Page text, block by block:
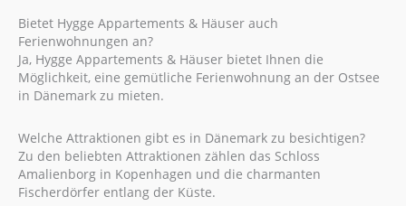
Bietet Hygge Appartements & Häuser auch
Ferienwohnungen an?
Ja, Hygge Appartements & Häuser bietet Ihnen die
Möglichkeit, eine gemütliche Ferienwohnung an der Ostsee
in Dänemark zu mieten.
Welche Attraktionen gibt es in Dänemark zu besichtigen?
Zu den beliebten Attraktionen zählen das Schloss
Amalienborg in Kopenhagen und die charmanten
Fischerdörfer entlang der Küste.